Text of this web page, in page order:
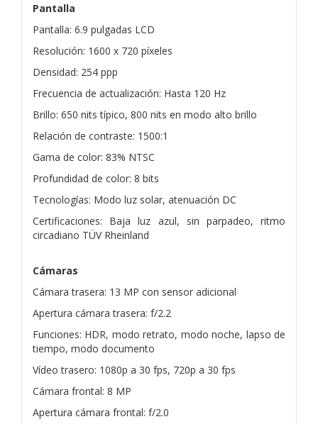
Pantalla
Pantalla: 6.9 pulgadas LCD
Resolución: 1600 x 720 píxeles
Densidad: 254 ppp
Frecuencia de actualización: Hasta 120 Hz
Brillo: 650 nits típico, 800 nits en modo alto brillo
Relación de contraste: 1500:1
Gama de color: 83% NTSC
Profundidad de color: 8 bits
Tecnologías: Modo luz solar, atenuación DC
Certificaciones: Baja luz azul, sin parpadeo, ritmo
circadiano TÜV Rheinland
Cámaras
Cámara trasera: 13 MP con sensor adicional
Apertura cámara trasera: f/2.2
Funciones: HDR, modo retrato, modo noche, lapso de
tiempo, modo documento
Vídeo trasero: 1080p a 30 fps, 720p a 30 fps
Cámara frontal: 8 MP
Apertura cámara frontal: f/2.0